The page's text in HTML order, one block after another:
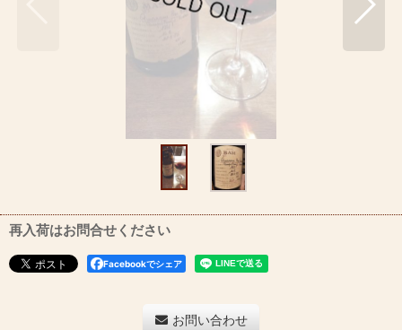
再入荷はお問合せください
Facebookでシェア
お問い合わせ